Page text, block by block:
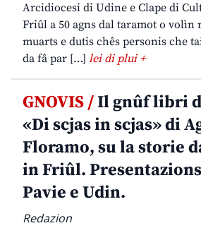
Arcidiocesi di Udine e Clape di
Friûl a 50 agns dal taramot o volìn
muarts e dutis chês personis che
da fâ par […] lei di plui +
GNOVIS /Il gnûf libri
«Di scjas in scjas» di
Floramo, su la storie
in Friûl.
Pavie e Udin.
Redazion